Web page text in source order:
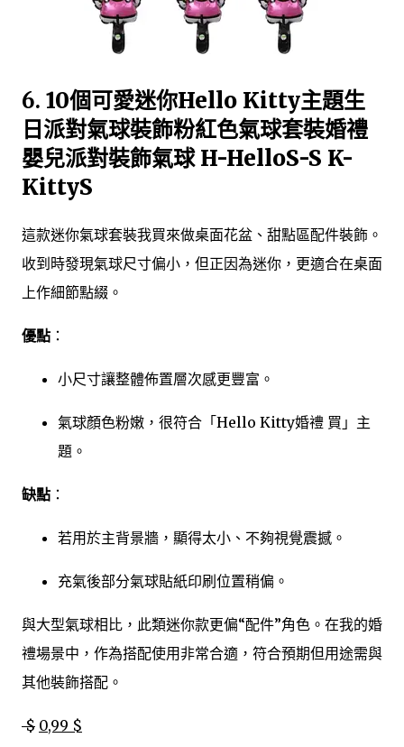
6. 10個可愛迷你Hello Kitty主題生
日派對氣球裝飾粉紅色氣球套裝婚禮
嬰兒派對裝飾氣球 H-HelloS-S K-
KittyS
這款迷你氣球套裝我買來做桌面花盆、甜點區配件裝飾。
收到時發現氣球尺寸偏小，但正因為迷你，更適合在桌面
上作細節點綴。
優點 ：
小尺寸讓整體佈置層次感更豐富。
氣球顏色粉嫩，很符合「Hello Kitty婚禮 買」主
題。
缺點 ：
若用於主背景牆，顯得太小、不夠視覺震撼。
充氣後部分氣球貼紙印刷位置稍偏。
與大型氣球相比，此類迷你款更偏“配件”角色。在我的婚
禮場景中，作為搭配使用非常合適，符合預期但用途需與
其他裝飾搭配。
$ 0,99 $